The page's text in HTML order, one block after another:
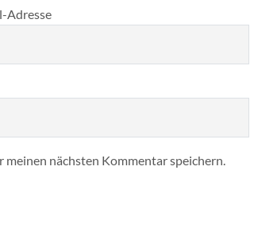
Adresse
nächsten Kommentar speichern.